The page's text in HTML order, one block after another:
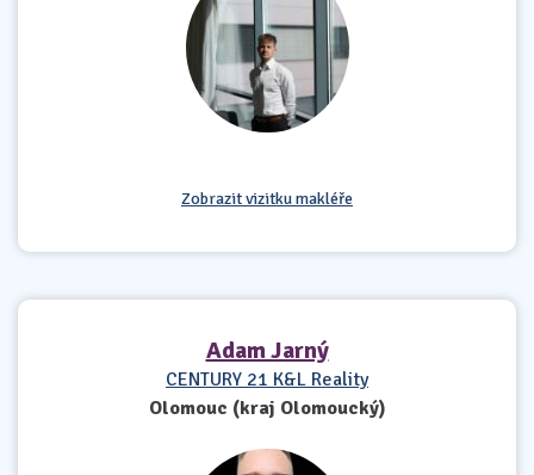
Zobrazit vizitku makléře
Adam Jarný
CENTURY 21 K&L Reality
Olomouc (kraj Olomoucký)